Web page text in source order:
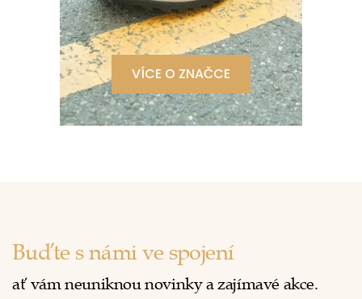
VÍCE O ZNAČCE
Buďte s námi ve spojení
ať vám neuniknou novinky a zajímavé akce.